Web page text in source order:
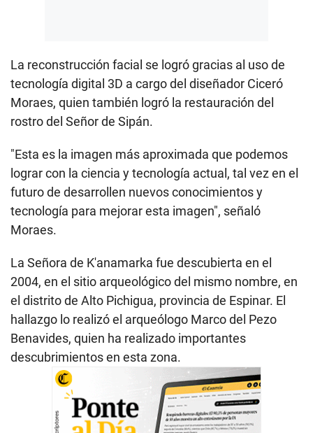
La reconstrucción facial se logró gracias al uso de
tecnología digital 3D a cargo del diseñador Ciceró
Moraes, quien también logró la restauración del
rostro del Señor de Sipán.
"Esta es la imagen más aproximada que podemos
lograr con la ciencia y tecnología actual, tal vez en el
futuro de desarrollen nuevos conocimientos y
tecnología para mejorar esta imagen", señaló
Moraes.
La Señora de K'anamarka fue descubierta en el
2004, en el sitio arqueológico del mismo nombre, en
el distrito de Alto Pichigua, provincia de Espinar. El
hallazgo lo realizó el arqueólogo Marco del Pezo
Benavides, quien ha realizado importantes
descubrimientos en esta zona.